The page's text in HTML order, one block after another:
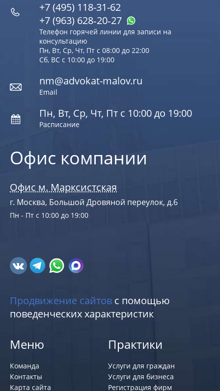
Офис компании
Офис м. Марксистская
г. Москва, Большой Дровяной переулок, д.6
Пн - Пт с 10:00 до 19:00
+7 (495) 118-31-62
+7 (963) 628‑20‑27
Телефон горячей линии для записи на
консультацию
Пн, Вт, Ср, Чт, Пт с 08:00 до 22:00
Сб, ВС с 10:00 до 19:00
nm@advokat-malov.ru
Email
Пн, Вт, Ср, Чт, Пт с 10:00 до 19:00
Расписание
Продвижение сайтов с помощью
поведенческих характеристик
Меню
Команда
Контакты
Карта сайта
Практики
Услуги для граждан
Услуги для бизнеса
Регистрация фирм